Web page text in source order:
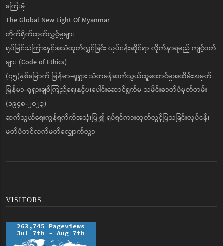
ကြေးမုံ
The Global New Light Of Myanmar
တိုက်ရိုက်ထုတ်လွှင့်မှုများ
ရုပ်မြင်သံကြားနှင့်အသံထုတ်လွှင့်ခြင်း လုပ်ငန်းဆိုင်ရာ လိုက်နာရမည့် ကျင့်ဝတ်
များ (Code of Ethics)
(၇၅)နှစ်မြောက် မြန်မာ-ရုရှား သံတမန်ဆက်သွယ်ထူထောင်မှုအထိမ်းအမှတ်
မြန်မာ-ရုရှားချစ်ကြည်ရေးနှင့်ပူးပေါင်းဆောင်ရွက်မှု သမိုင်းဓာတ်ပုံမှတ်တမ်း
(၁၉၄၈-၂၀၂၃)
ဆက်သွယ်ရေးကွန်ရက်ကိုအသုံးပြု၍ ရုပ်ရှင်ကားထုတ်လွှင့်ပြသခြင်းလုပ်ငန်း
မှတ်ပုံတင်လက်မှတ်လျှောက်လွှာ
VISITORS